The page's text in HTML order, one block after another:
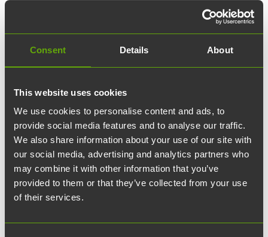
Consent Details About
This website uses cookies
We use cookies to personalise content and ads, to
provide social media features and to analyse our traffic.
We also share information about your use of our site with
our social media, advertising and analytics partners who
may combine it with other information that you’ve
provided to them or that they’ve collected from your use
of their services.
Teknologiakiinteistöjen
hallitukseen valittu Essi
Sten: ”Pääomia tarvitaan
lisää Suomeen”
Teknologiakiinteistöjen hallitukseen valittiin
kevään yhtiökokouksessa uusi jäsen, Essi
Sten. Stenillä on yli 20 vuoden kokemus
hän on työskennellyt muun muassa